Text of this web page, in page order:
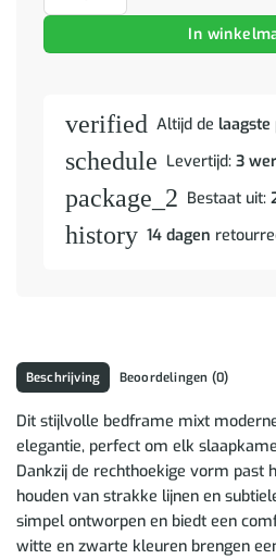
In
verified Altijd de laagste
schedule Levertijd: 3
package_2 Bestaat uit:
history 14 dagen
Beschrijving Beoordelingen (0)
Dit stijlvolle bedframe mixt
elegantie, perfect om elk
Dankzij de rechthoekige vorm past
houden van strakke lijnen en
simpel ontworpen en biedt een
witte en zwarte kleuren brengen